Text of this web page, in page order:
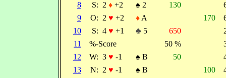
8
S: 2 ♦ +2 ♠ 2 130
9
O: 2 ♥ +2 ♦ A 170
10
S: 4 ♥ +1 ♣ 5 650
11
%-Score 50 %
12
W: 3 ♥ -1 ♠ B 50
13
N: 2 ♥ -1 ♠ B 100